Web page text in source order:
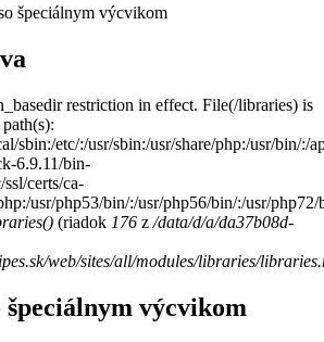
špeciálnym výcvikom
restriction in effect. File(/libraries) is
sbin:/etc/:/usr/sbin:/usr/share/php:/usr/bin/
6.9.11/bin-
certs/ca-
usr/php53/bin/:/usr/php56/bin/:/usr/
(riadok 176 z /data/d/a/da37b08d-
web/sites/all/modules/libraries/
špeciálnym výcvikom